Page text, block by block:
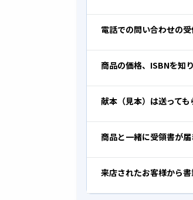
電話での問い合わせの受
商品の価格、ISBNを知
献本（見本）は送っても
商品と一緒に受領書が
来店されたお客様から